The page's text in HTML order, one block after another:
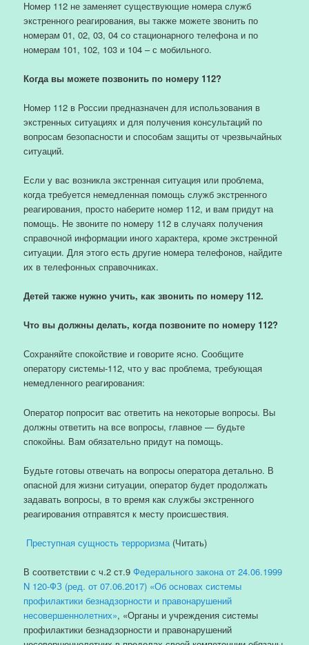
Номер 112 не заменяет существующие номера служб
экстренного реагирования, вы также можете звонить по
номерам 01, 02, 03, 04 со стационарного телефона и по
номерам 101, 102, 103 и 104 – с мобильного.
Когда вы можете позвонить по номеру 112?
Номер 112 в России предназначен для использования в
экстренных ситуациях и для получения консультаций по
вопросам безопасности и способам защиты от чрезвычайных
ситуаций.
Если у вас возникла экстренная ситуация или проблема,
когда требуется немедленная помощь служб экстренного
реагирования, просто наберите номер 112, и вам придут на
помощь. Не звоните по номеру 112 в случаях получения
справочной информации иного характера, кроме экстренной
ситуации. Для этого есть другие номера телефонов, найдите
их в телефонных справочниках.
Детей также нужно учить, как звонить по номеру 112.
Что вы должны делать, когда позвоните по номеру 112?
Сохраняйте спокойствие и говорите ясно. Сообщите
оператору системы-112, что у вас проблема, требующая
немедленного реагирования:
Оператор попросит вас ответить на некоторые вопросы. Вы
должны ответить на все вопросы, главное — будьте
спокойны. Вам обязательно придут на помощь.
Будьте готовы отвечать на вопросы оператора детально. В
опасной для жизни ситуации, оператор будет продолжать
задавать вопросы, в то время как службы экстренного
реагирования отправятся к месту происшествия.
Преступная сущность терроризма (Читать)
В соответствии с ч.2 ст.9Федерального закона от 24.06.1999
N 120-ФЗ (ред. от 07.06.2017) «Об основах системы
профилактики безнадзорности и правонарушений
несовершеннолетних», «Органы и учреждения системы
профилактики безнадзорности и правонарушений